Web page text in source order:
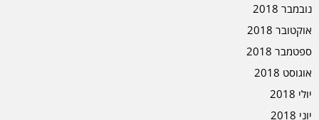
נובמבר 2018
אוקטובר 2018
ספטמבר 2018
אוגוסט 2018
יולי 2018
יוני 2018